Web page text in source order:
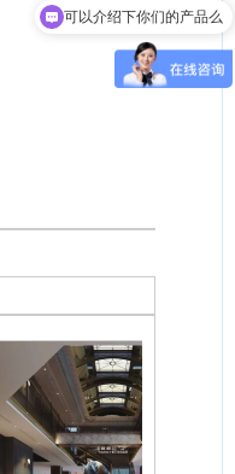
可以介绍下你们的产品么